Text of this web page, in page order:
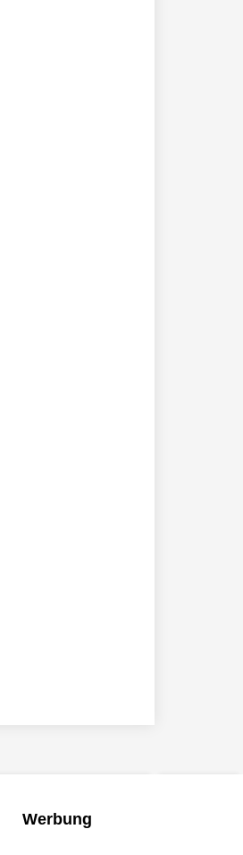
Werbung